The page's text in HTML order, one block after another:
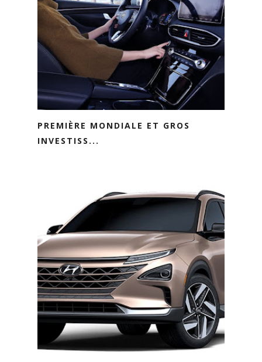
PREMIÈRE MONDIALE ET GROS
INVESTISS...